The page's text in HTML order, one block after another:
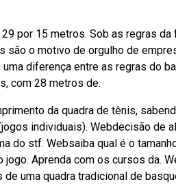
29 por 15 metros. Sob as regras
são o motivo de orgulho de
uma diferença entre as regras do
com 28 metros de.
da quadra de tênis,
individuais). Webdecisão de
do stf. Websaiba qual é o
jogo. Aprenda com os cursos da.
uma quadra tradicional de